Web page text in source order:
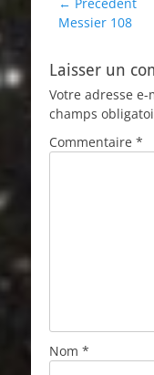
Navigation
de
← Précédent
Article
Messier 108
Laisser un
Votre adresse
champs
Commentaire *
Nom *